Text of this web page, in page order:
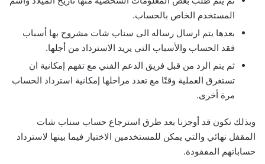
المستخدم الخاص بالحساب.
بعدها يتم ارسال رساله الى سناب شات مشروح بها أسباب
فقد الحساب والأسباب التي يريد الاسترداد من أجلها.
ثم يتم الرد من قبل فريق الدعم الفني مع تفهم إمكانية ان
تستغرق العملية وقتًا مع تعدد مراحلها إمكانية استرداد الحساب
مرة أخرى.
وبذلك نكون قد أوجزنا بعد طرق استرجاع حساب سناب شات
المقفل نهائي والتي يمكن للمستخدمين الاختيار فيما بينها لاسترداد
حساباتهم المفقودة.